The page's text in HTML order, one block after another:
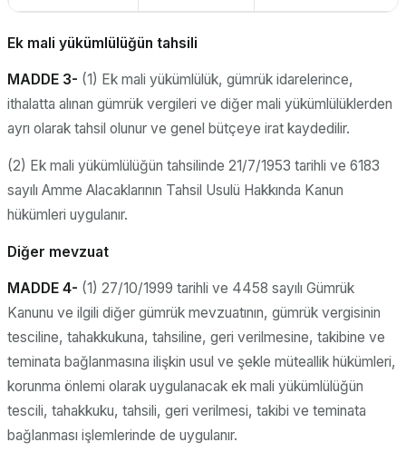
Ek mali yükümlülüğün tahsili
MADDE 3- (1) Ek mali yükümlülük, gümrük idarelerince,
ithalatta alınan gümrük vergileri ve diğer mali yükümlülüklerden
ayrı olarak tahsil olunur ve genel bütçeye irat kaydedilir.
(2) Ek mali yükümlülüğün tahsilinde 21/7/1953 tarihli ve 6183
sayılı Amme Alacaklarının Tahsil Usulü Hakkında Kanun
hükümleri uygulanır.
Diğer mevzuat
MADDE 4- (1) 27/10/1999 tarihli ve 4458 sayılı Gümrük
Kanunu ve ilgili diğer gümrük mevzuatının, gümrük vergisinin
tesciline, tahakkukuna, tahsiline, geri verilmesine, takibine ve
teminata bağlanmasına ilişkin usul ve şekle müteallik hükümleri,
korunma önlemi olarak uygulanacak ek mali yükümlülüğün
tescili, tahakkuku, tahsili, geri verilmesi, takibi ve teminata
bağlanması işlemlerinde de uygulanır.